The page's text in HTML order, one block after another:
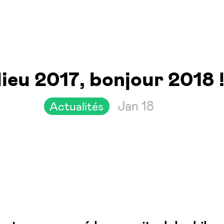
2017, bonjour 2018 !
Actualités Jan 18